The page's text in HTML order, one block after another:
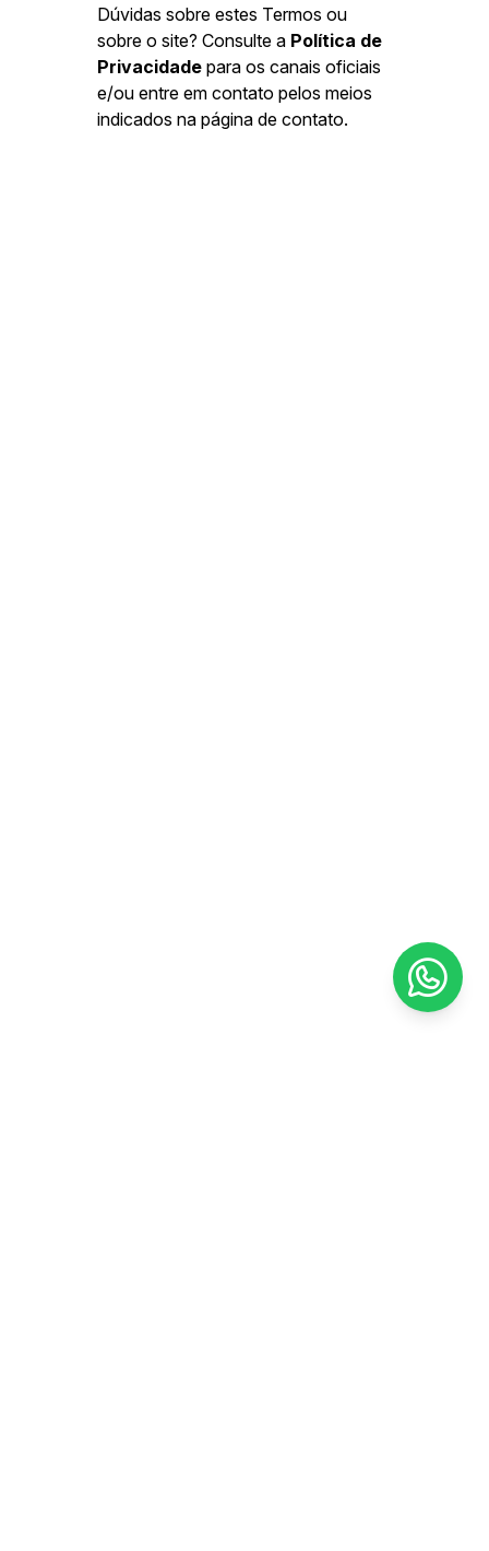
Dúvidas sobre estes Termos ou
sobre o site? Consulte a Política de
Privacidade para os canais oficiais
e/ou entre em contato pelos meios
indicados na página de contato.